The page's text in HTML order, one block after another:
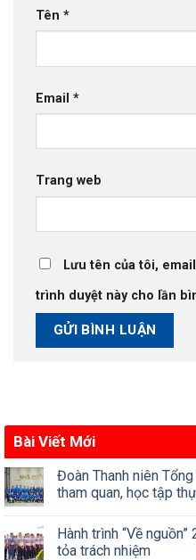
Tên *
Email *
Trang web
Lưu tên của tôi,
trình duyệt này cho lần
Bài Viết Mới
Đoàn Thanh niên
tham quan, học tập
Hành trình “Về
tỏa trách nhiệm